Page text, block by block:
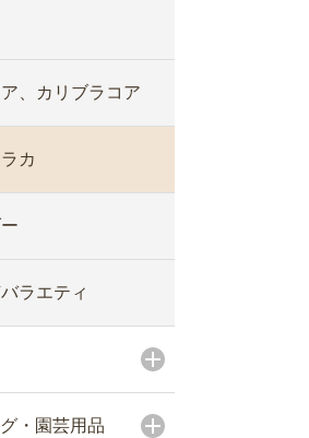
、カリブラコア
カ
ラエティ
・園芸用品